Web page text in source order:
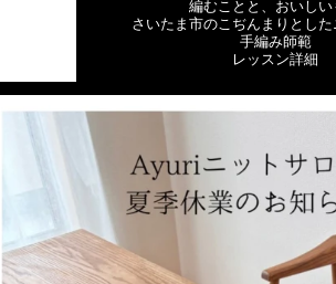
編むことと、おいし
さいたま市のこぢんまりとし
手編み師範
レッスン詳細